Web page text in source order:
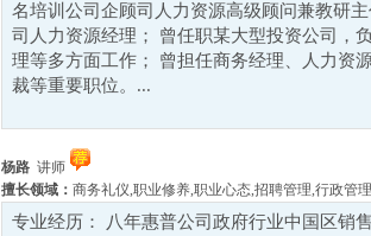
名培训公司企顾司人力资源高级顾问兼教研
司人力资源经理； 曾任职某大型投资公司，
理等多方面工作； 曾担任商务经理、人力资
裁等重要职位。...
杨路 讲师
擅长领域： 商务礼仪,职业修养,职业心态,招聘管理,行政管理
专业经历： 八年惠普公司政府行业中国区销